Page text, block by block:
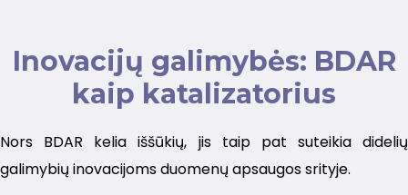
Inovacijų galimybės: BDAR
kaip katalizatorius
Nors BDAR kelia iššūkių, jis taip pat suteikia didelių
galimybių inovacijoms duomenų apsaugos srityje.